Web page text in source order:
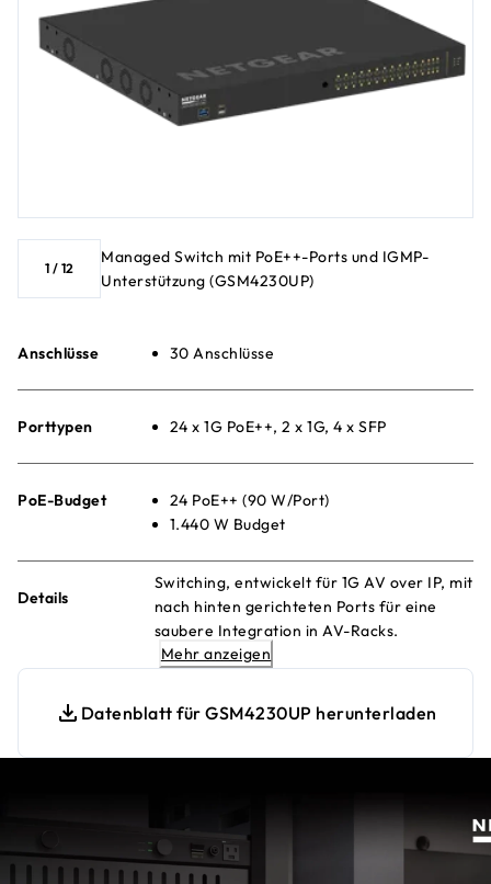
1 / 12
Managed Switch mit PoE++-Ports und IGMP-
Unterstützung (GSM4230UP)
Anschlüsse 30 Anschlüsse
Porttypen 24 x 1G PoE++, 2 x 1G, 4 x SFP
PoE-Budget
24 PoE++ (90 W/Port)
1.440 W Budget
Details
Switching, entwickelt für 1G AV over IP, mit
nach hinten gerichteten Ports für eine
saubere Integration in AV-Racks.
Vorkonfiguriert für sofortige
Mehr anzeigen
Datenblatt für GSM4230UP herunterladen